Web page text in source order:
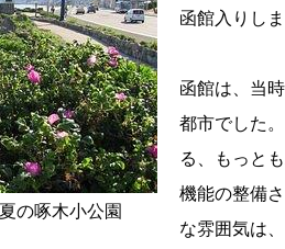
の啄木小公園
函館入りし
函館は、当
都市でした
る、もっと
機能の整備
な雰囲気は